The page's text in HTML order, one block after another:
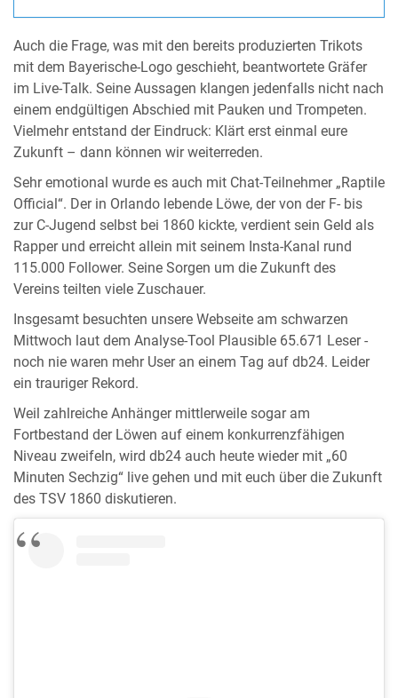
Auch die Frage, was mit den bereits produzierten Trikots
mit dem Bayerische-Logo geschieht, beantwortete Gräfer
im Live-Talk. Seine Aussagen klangen jedenfalls nicht nach
einem endgültigen Abschied mit Pauken und Trompeten.
Vielmehr entstand der Eindruck: Klärt erst einmal eure
Zukunft – dann können wir weiterreden.
Sehr emotional wurde es auch mit Chat-Teilnehmer „Raptile
Official“. Der in Orlando lebende Löwe, der von der F- bis
zur C-Jugend selbst bei 1860 kickte, verdient sein Geld als
Rapper und erreicht allein mit seinem Insta-Kanal rund
115.000 Follower. Seine Sorgen um die Zukunft des
Vereins teilten viele Zuschauer.
Insgesamt besuchten unsere Webseite am schwarzen
Mittwoch laut dem Analyse-Tool Plausible 65.671 Leser -
noch nie waren mehr User an einem Tag auf db24. Leider
ein trauriger Rekord.
Weil zahlreiche Anhänger mittlerweile sogar am
Fortbestand der Löwen auf einem konkurrenzfähigen
Niveau zweifeln, wird db24 auch heute wieder mit „60
Minuten Sechzig“ live gehen und mit euch über die Zukunft
des TSV 1860 diskutieren.